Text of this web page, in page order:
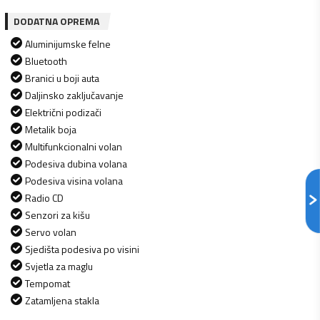
DODATNA OPREMA
Aluminijumske felne
Bluetooth
Branici u boji auta
Daljinsko zaključavanje
Električni podizači
Metalik boja
Multifunkcionalni volan
Podesiva dubina volana
Podesiva visina volana
Radio CD
Senzori za kišu
Servo volan
Sjedišta podesiva po visini
Svjetla za maglu
Tempomat
Zatamljena stakla